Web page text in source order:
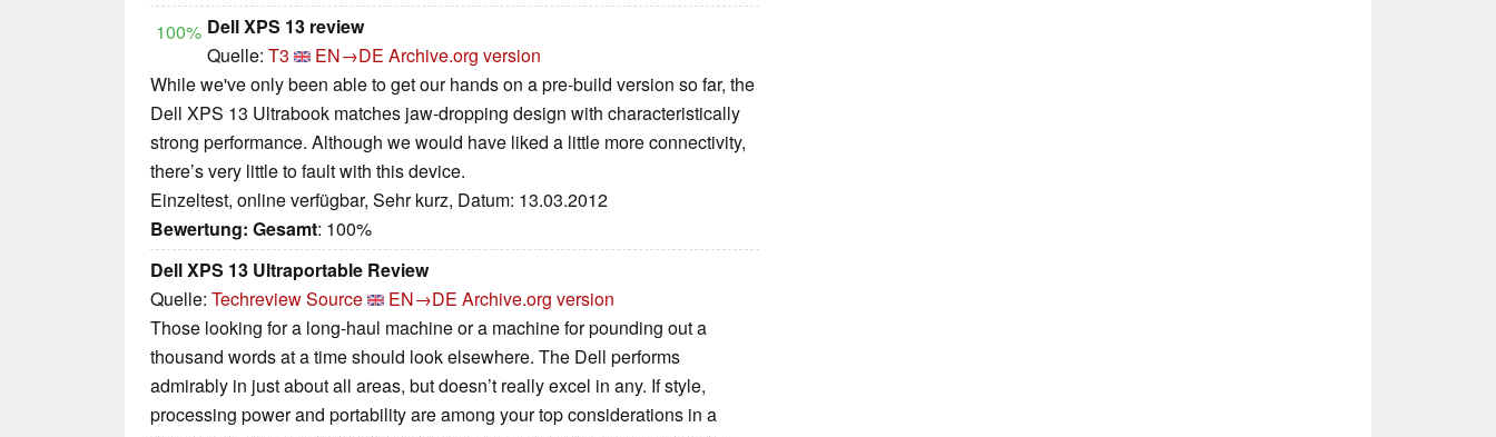
100% Dell XPS 13 review
Quelle: T3 EN→DE Archive.org version
While we've only been able to get our hands on a pre-build version so far, the
Dell XPS 13 Ultrabook matches jaw-dropping design with characteristically
strong performance. Although we would have liked a little more connectivity,
there’s very little to fault with this device.
Einzeltest, online verfügbar, Sehr kurz, Datum: 13.03.2012
Bewertung: Gesamt: 100%
Dell XPS 13 Ultraportable Review
Quelle: Techreview Source EN→DE Archive.org version
Those looking for a long-haul machine or a machine for pounding out a
thousand words at a time should look elsewhere. The Dell performs
admirably in just about all areas, but doesn’t really excel in any. If style,
processing power and portability are among your top considerations in a